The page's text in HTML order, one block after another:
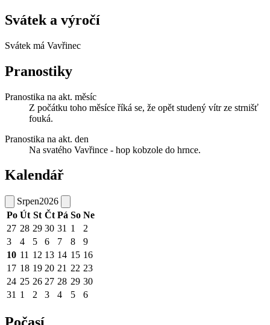
Svátek a výročí
Svátek má Vavřinec
Pranostiky
Pranostika na akt. měsíc
Z počátku toho měsíce říká se, že opět studený vítr ze strnišť
fouká.
Pranostika na akt. den
Na svatého Vavřince - hop kobzole do hrnce.
Kalendář
Srpen2026
Po Út St Čt Pá So Ne
27 28 29 30 31 1
2
3
4 5 6 7 8
9
10 11 12 13 14 15 16
17 18 19 20 21 22 23
24 25 26 27 28 29 30
31 1 2 3 4 5 6